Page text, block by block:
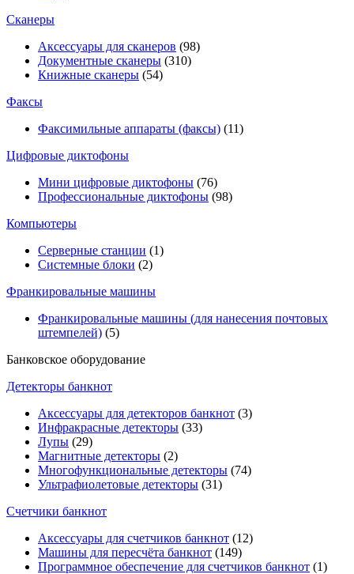
Сканеры
Аксессуары для сканеров (98)
Документные сканеры (310)
Книжные сканеры (54)
Факсы
Факсимильные аппараты (факсы) (11)
Цифровые диктофоны
Мини цифровые диктофоны (76)
Профессиональные диктофоны (98)
Компьютеры
Серверные станции (1)
Системные блоки (2)
Франкировальные машины
Франкировальные машины (для нанесения почтовых
штемпелей) (5)
Банковское оборудование
Детекторы банкнот
Аксессуары для детекторов банкнот (3)
Инфракрасные детекторы (33)
Лупы (29)
Магнитные детекторы (2)
Многофункциональные детекторы (74)
Ультрафиолетовые детекторы (31)
Счетчики банкнот
Аксессуары для счетчиков банкнот (12)
Машины для пересчёта банкнот (149)
Программное обеспечение для счетчиков банкнот (1)